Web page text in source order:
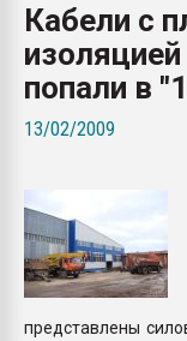
Кабели с
попали в
13/02/2009
представлены